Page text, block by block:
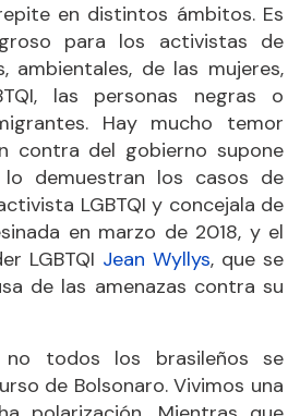
en distintos ámbitos. Es
para los activistas de
ambientales, de las mujeres,
las personas negras o
Hay mucho temor
contra del gobierno supone
demuestran los casos de
LGBTQI y concejala de
en marzo de 2018, y el
LGBTQI Jean Wyllys, que se
de las amenazas contra su
no todos los brasileños se
de Bolsonaro. Vivimos una